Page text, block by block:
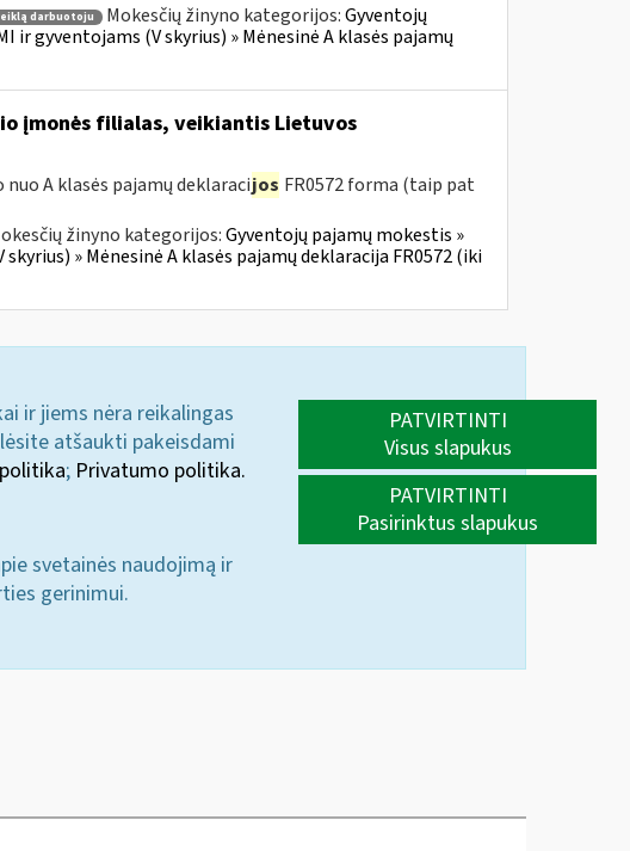
darbuotoju Mokesčių žinyno kategorijos:Gyventojų
gyventojams (V skyrius) » Mėnesinė A klasės pajamų
įmonės filialas, veikiantis Lietuvos
A klasės pajamų deklaracijos FR0572 forma (taip pat
žinyno kategorijos:Gyventojų pajamų mokestis »
» Mėnesinė A klasės pajamų deklaracija FR0572 (iki
ir jiems nėra reikalingas
atšaukti pakeisdami
; Privatumo politika.
svetainės naudojimą ir
gerinimui.
PATVIRTINTI
Visus slapukus
PATVIRTINTI
Pasirinktus slapukus